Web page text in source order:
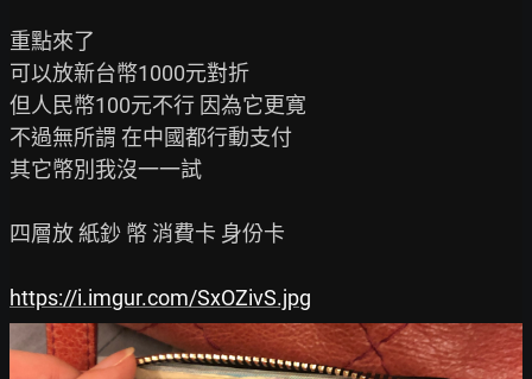
重點來了
可以放新台幣1000元對折
但人民幣100元不行 因為它更寛
不過無所謂 在中國都行動支付
其它幤別我沒一一試
四層放 紙鈔 幤 消費卡 身份卡
https://i.imgur.com/SxOZivS.jpg